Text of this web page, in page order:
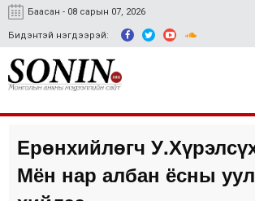
Баасан - 08 сарын 07, 2026
Бидэнтэй нэгдээрэй:
Улс төр, эдийн засаг
Гэмт хэрэг
Ерөнхийлөгч
Мён нар албан ёсны